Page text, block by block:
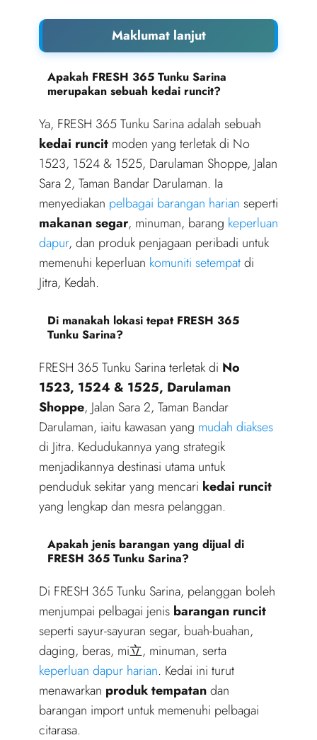
Maklumat lanjut
Apakah FRESH 365 Tunku Sarina
merupakan sebuah kedai runcit?
Ya, FRESH 365 Tunku Sarina adalah sebuah
kedai runcit moden yang terletak di No
1523, 1524 & 1525, Darulaman Shoppe, Jalan
Sara 2, Taman Bandar Darulaman. Ia
menyediakan pelbagai barangan harian seperti
makanan segar, minuman, barang keperluan
dapur, dan produk penjagaan peribadi untuk
memenuhi keperluan komuniti setempatdi
Jitra, Kedah.
Di manakah lokasi tepat FRESH 365
Tunku Sarina?
FRESH 365 Tunku Sarina terletak di No
1523, 1524 & 1525, Darulaman
Shoppe, Jalan Sara 2, Taman Bandar
Darulaman, iaitu kawasan yang mudah diakses
di Jitra. Kedudukannya yang strategik
menjadikannya destinasi utama untuk
penduduk sekitar yang mencari kedai runcit
yang lengkap dan mesra pelanggan.
Apakah jenis barangan yang dijual di
FRESH 365 Tunku Sarina?
Di FRESH 365 Tunku Sarina, pelanggan boleh
menjumpai pelbagai jenis barangan runcit
seperti sayur-sayuran segar, buah-buahan,
daging, beras, mi立, minuman, serta
keperluan dapur harian. Kedai ini turut
menawarkan produk tempatandan
barangan import untuk memenuhi pelbagai
citarasa.